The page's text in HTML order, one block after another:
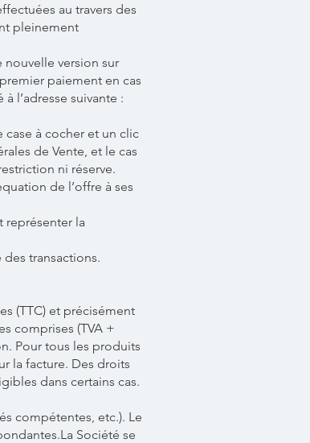
au travers des
pleinement
version sur
paiement en cas
l’adresse suivante :
case à cocher et un clic
de Vente, et le cas
ni réserve.
de l’offre à ses
représenter la
transactions.
(TTC) et précisément
comprises (TVA +
Pour tous les produits
la facture. Des droits
dans certains cas.
compétentes, etc.). Le
Société se